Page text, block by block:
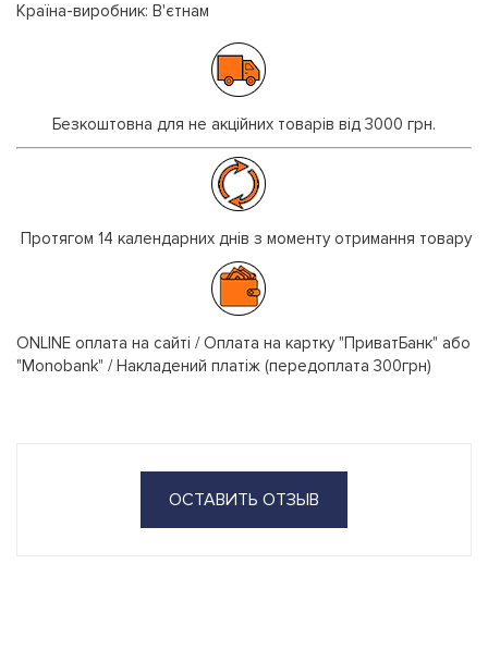
Країна-виробник: В'єтнам
Безкоштовна для не акційних товарів від 3000 грн.
Протягом 14 календарних днів з моменту отримання товару
ONLINE оплата на сайті / Оплата на картку "ПриватБанк" або
"Monobank" / Накладений платіж (передоплата 300грн)
ОСТАВИТЬ ОТЗЫВ